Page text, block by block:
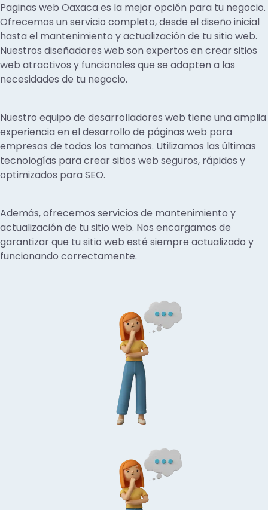
Paginas web Oaxaca es la mejor opción para tu negocio.
Ofrecemos un servicio completo, desde el diseño inicial
hasta el mantenimiento y actualización de tu sitio web.
Nuestros diseñadores web son expertos en crear sitios
web atractivos y funcionales que se adapten a las
necesidades de tu negocio.
Nuestro equipo de desarrolladores web tiene una amplia
experiencia en el desarrollo de páginas web para
empresas de todos los tamaños. Utilizamos las últimas
tecnologías para crear sitios web seguros, rápidos y
optimizados para SEO.
Además, ofrecemos servicios de mantenimiento y
actualización de tu sitio web. Nos encargamos de
garantizar que tu sitio web esté siempre actualizado y
funcionando correctamente.